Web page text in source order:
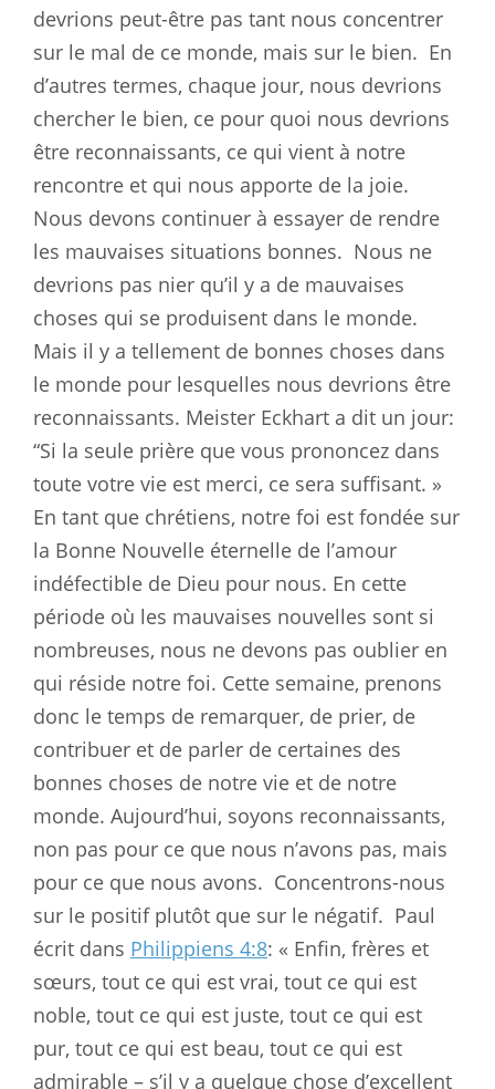
devrions peut-être pas tant nous concentrer
sur le mal de ce monde, mais sur le bien. En
d’autres termes, chaque jour, nous devrions
chercher le bien, ce pour quoi nous devrions
être reconnaissants, ce qui vient à notre
rencontre et qui nous apporte de la joie.
Nous devons continuer à essayer de rendre
les mauvaises situations bonnes. Nous ne
devrions pas nier qu’il y a de mauvaises
choses qui se produisent dans le monde.
Mais il y a tellement de bonnes choses dans
le monde pour lesquelles nous devrions être
reconnaissants. Meister Eckhart a dit un jour:
“Si la seule prière que vous prononcez dans
toute votre vie est merci, ce sera suffisant. »
En tant que chrétiens, notre foi est fondée sur
la Bonne Nouvelle éternelle de l’amour
indéfectible de Dieu pour nous. En cette
période où les mauvaises nouvelles sont si
nombreuses, nous ne devons pas oublier en
qui réside notre foi. Cette semaine, prenons
donc le temps de remarquer, de prier, de
contribuer et de parler de certaines des
bonnes choses de notre vie et de notre
monde. Aujourd’hui, soyons reconnaissants,
non pas pour ce que nous n’avons pas, mais
pour ce que nous avons. Concentrons-nous
sur le positif plutôt que sur le négatif. Paul
écrit dans Philippiens 4:8: « Enfin, frères et
sœurs, tout ce qui est vrai, tout ce qui est
noble, tout ce qui est juste, tout ce qui est
pur, tout ce qui est beau, tout ce qui est
admirable – s’il y a quelque chose d’excellent